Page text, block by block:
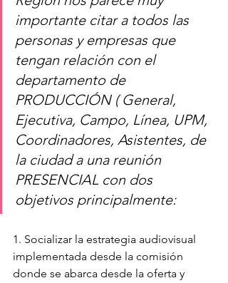
importante citar a todos las
personas y empresas que
tengan relación con el
departamento de
PRODUCCIÓN ( General,
Ejecutiva, Campo, Línea, UPM,
Coordinadores, Asistentes, de
la ciudad a una reunión
PRESENCIAL con dos
objetivos principalmente:
1. Socializar la estrategia audiovisual
implementada desde la comisión
donde se abarca desde la oferta y